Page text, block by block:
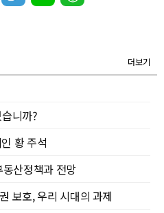
더보기
니까?
황 주석
산정책과 전망
보호, 우리 시대의 과제